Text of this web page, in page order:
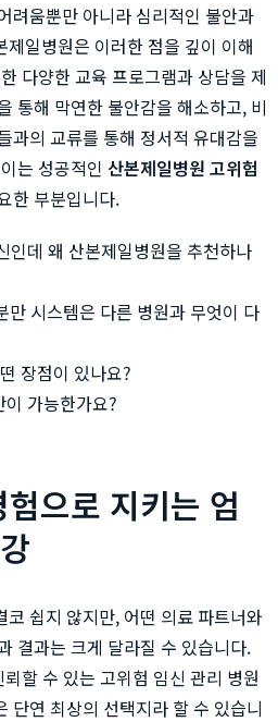
려움뿐만 아니라 심리적인 불안과
일병원은 이러한 점을 깊이 이해
다양한 교육 프로그램과 상담을 제
통해 막연한 불안감을 해소하고, 비
과의 교류를 통해 정서적 유대감을
는 성공적인 산본제일병원 고위험
한 부분입니다.
인데 왜 산본제일병원을 추천하나
만 시스템은 다른 병원과 무엇이 다
장점이 있나요?
가능한가요?
으로 지키는 엄
쉽지 않지만, 어떤 의료 파트너와
결과는 크게 달라질 수 있습니다.
할 수 있는 고위험 임신 관리 병원
단연 최상의 선택지라 할 수 있습니